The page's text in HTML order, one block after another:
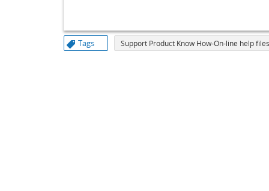
Tags Support Product Know How-On-line help